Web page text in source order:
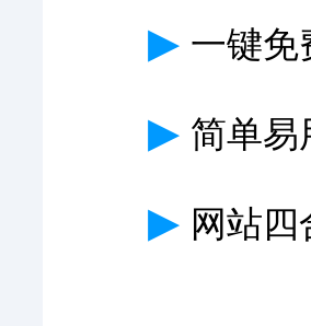
▶ 一键免
▶ 简单易
▶ 网站四